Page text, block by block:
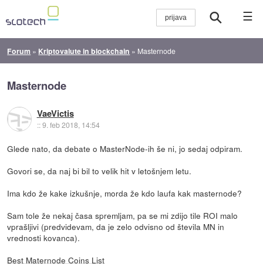
☰
Forum » Kriptovalute in blockchain » Masternode
Masternode
VaeVictis
::9. feb 2018, 14:54
Glede nato, da debate o MasterNode-ih še ni, jo sedaj odpiram.
Govori se, da naj bi bil to velik hit v letošnjem letu.
Ima kdo že kake izkušnje, morda že kdo laufa kak masternode?
Sam tole že nekaj časa spremljam, pa se mi zdijo tile ROI malo
vprašljivi (predvidevam, da je zelo odvisno od števila MN in
vrednosti kovanca).
Best Maternode Coins List